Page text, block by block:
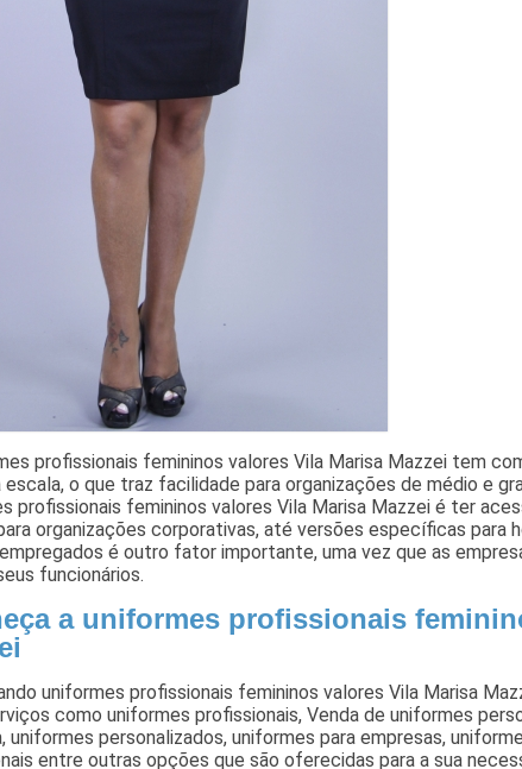
profissionais femininos valores Vila Marisa Mazzei tem
escala, o que traz facilidade para organizações de médio e
profissionais femininos valores Vila Marisa Mazzei é ter
organizações corporativas, até versões específicas para
é outro fator importante, uma vez que as
funcionários.
a uniformes profissionais
uniformes profissionais femininos valores Vila Marisa
como uniformes profissionais, Venda de uniformes
uniformes personalizados, uniformes para empresas,
entre outras opções que são oferecidas para a sua